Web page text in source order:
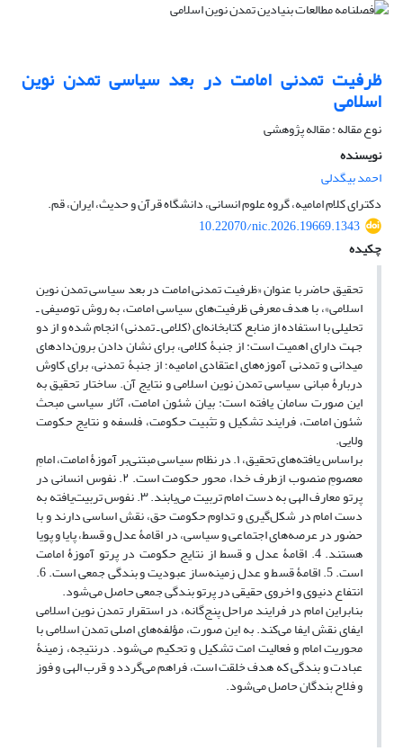
ظرفیت تمدنی امامت در بعد سیاسی تمدن نوین
اسلامی
نوع مقاله : مقاله پژوهشی
نویسنده
احمد بیگدلی
دکترای کلام امامیه، گروه علوم انسانی، دانشگاه قرآن و حدیث، ایران، قم.
10.22070/nic.2026.19669.1343
چکیده
تحقیقحاضر با عنوان «ظرفیت تمدنی امامت در بعد سیاسی تمدن نوین
اسلامی»، با هدف معرفی ظرفیت‌های سیاسی امامت،به روش توصیفی ـ
تحلیلی با استفاده از منابع کتابخانه‌ای (کلامی ـ تمدنی) انجام شده و از دو
جهت دارای اهمیت است: از جنبۀ کلامی، برای نشان دادن بروندادهای
میدانی و تمدنی آموزه‌های اعتقادی امامیه؛ از جنبۀ تمدنی، برای کاوش
دربارﮤ مبانی سیاسی تمدن نوین اسلامی و نتایج آن. ساختار تحقیق به
این ‌صورت سامان یافته است: بیان شئون امامت، آثار سیاسی مبحث
شئون امامت، فرایند تشکیل و تثبیت حکومت، فلسفه و نتایج حکومت
ولایی.
براساس یافته‌های تحقیق، ۱. در نظام سیاسی مبتنی‌بر آموزﮤ امامت، امامِ
معصومِ منصوب ازطرف خدا، محور حکومت است. ۲. نفوس انسانی در
پرتو معارف الهی به دست امام تربیت می‌یابند. ۳. نفوس تربیت‌یافته به
دست امام در شکل‌گیری و تداوم حکومت حق، نقش اساسی دارند و با
حضور در عرصه‌های اجتماعی و سیاسی، در اقامۀ عدل و قسط، پایا و پویا
هستند. 4. اقامۀ عدل و قسط از نتایج حکومت در پرتو آموزﮤ امامت
است. 5. اقامۀ قسط و عدل زمینه‌ساز عبودیت و بندگی جمعی است. 6.
انتفاع دنیوی و اخروی حقیقی در پرتو بندگی جمعی حاصل می‌شود.
بنابراین امام در فرایند مراحل پنج‌گانه، در استقرار تمدن نوین اسلامی
ایفای نقش ایفا می‌کند. به این صورت، مؤلفه‌های اصلی تمدن اسلامی با
محوریت امام و فعالیت امت تشکیل و تحکیم می‌شود. درنتیجه، زمینۀ
عبادت و بندگی که هدف خلقت است، فراهم می‌گردد و قرب الهی و فوز
و فلاح بندگان حاصل می‌شود.